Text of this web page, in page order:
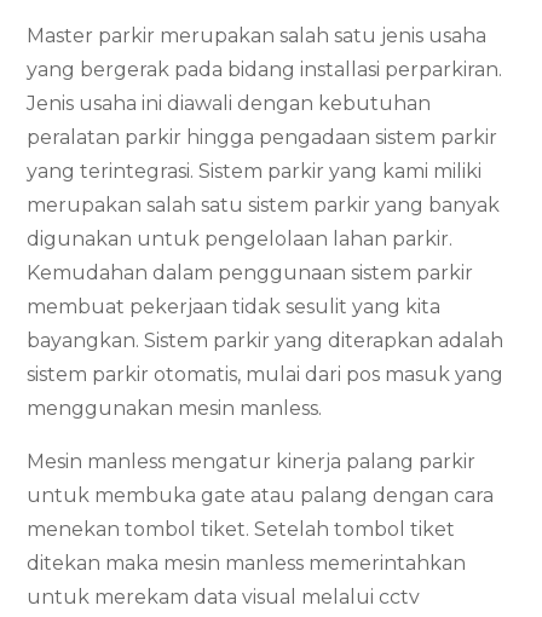
Master parkir merupakan salah satu jenis usaha
yang bergerak pada bidang installasi perparkiran.
Jenis usaha ini diawali dengan kebutuhan
peralatan parkir hingga pengadaan sistem parkir
yang terintegrasi. Sistem parkir yang kami miliki
merupakan salah satu sistem parkir yang banyak
digunakan untuk pengelolaan lahan parkir.
Kemudahan dalam penggunaan sistem parkir
membuat pekerjaan tidak sesulit yang kita
bayangkan. Sistem parkir yang diterapkan adalah
sistem parkir otomatis, mulai dari pos masuk yang
menggunakan mesin manless.
Mesin manless mengatur kinerja palang parkir
untuk membuka gate atau palang dengan cara
menekan tombol tiket. Setelah tombol tiket
ditekan maka mesin manless memerintahkan
untuk merekam data visual melalui cctv